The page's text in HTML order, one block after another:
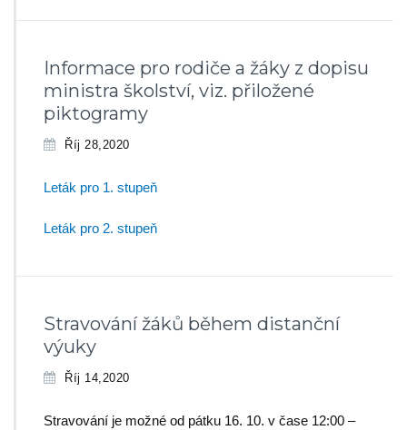
Informace pro rodiče a žáky z dopisu
ministra školství, viz. přiložené
piktogramy
Říj 28,2020
Leták pro 1. stupeň
Leták pro 2. stupeň
Stravování žáků během distanční
výuky
Říj 14,2020
Stravování je možné od pátku 16. 10. v čase 12:00 –